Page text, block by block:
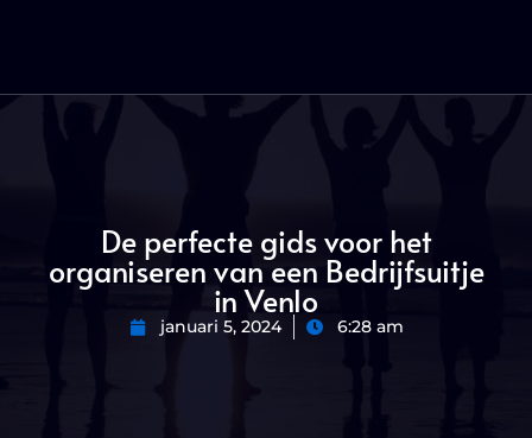
De perfecte gids voor het
organiseren van een Bedrijfsuitje
in Venlo
januari 5, 2024 6:28 am